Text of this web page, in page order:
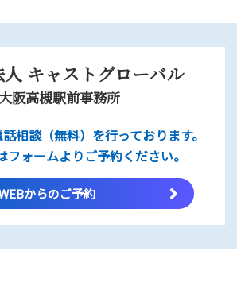
キャストグローバル
大阪高槻駅前事務所
相談（無料）を行っております。
フォームよりご予約ください。
からのご予約